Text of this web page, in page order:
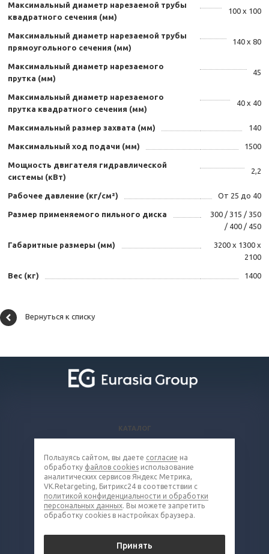
Максимальный диаметр нарезаемой трубы
квадратного сечения (мм)
100 х 100
Максимальный диаметр нарезаемой трубы
прямоугольного сечения (мм)
140 х 80
Максимальный диаметр нарезаемого
прутка (мм)
45
Максимальный диаметр нарезаемого
прутка квадратного сечения (мм)
40 х 40
Максимальный размер захвата (мм) 140
Максимальный ход подачи (мм) 1500
Мощность двигателя гидравлической
системы (кВт)
2,2
Рабочее давление (кг/см²) От 25 до 40
Размер применяемого пильного диска
300 / 315 / 350
/ 400 / 450
Габаритные размеры (мм)
3200 х 1300 х
2100
Вес (кг) 1400
Вернуться к списку
© 2026 Все права защищены.
КАТАЛОГ
КОМПАНИЯ
КОНТАКТЫ
8 (800) 302-16-85
metall@eq-mail.ru
Пользуясь сайтом, вы даете согласие на
обработку файлов cookies использование
аналитических сервисов Яндекс Метрика,
VK.Retargeting, Битрикс24 в соответствии с
политикой конфиденциальности и обработки
персональных данных. Вы можете запретить
обработку cookies в настройках браузера.
Принять